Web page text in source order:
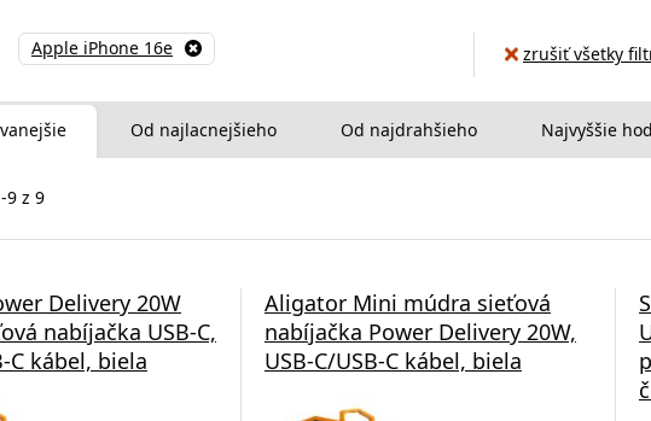
Apple iPhone 16e zrušiť všetky
Od najlacnejšieho Od najdrahšieho Najvyššie
9 z 9
Delivery 20W
nabíjačka USB-C,
C kábel, biela
Aligator Mini múdra sieťová
nabíjačka Power Delivery 20W,
USB-C/USB-C kábel, biela